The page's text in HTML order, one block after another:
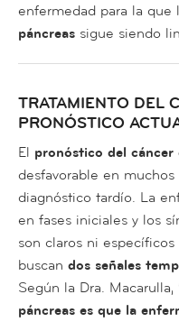
enfermedad para la que
páncreas sigue siendo
TRATAMIENTO DEL
PRONÓSTICO
El pronóstico del cáncer
desfavorable en
diagnóstico tardío. La
en fases iniciales y los
son claros ni
buscan dos señales
Según la Dra. Macarulla,
páncreas es que la